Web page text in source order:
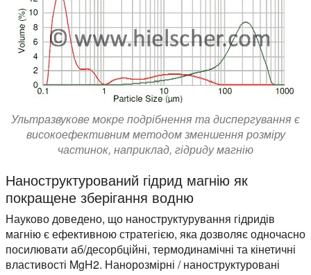
Ультразвукове мокре подрібнення та диспергування є
високоефективним методом зменшення розміру
частинок, наприклад, гідриду магнію
Наноструктурований гідрид магнію як
покращене зберігання водню
Науково доведено, що наноструктурування гідридів
магнію є ефективною стратегією, яка дозволяє одночасно
посилювати аб/десорбційні, термодинамічні та кінетичні
властивості MgH2. Нанорозмірні / наноструктуровані